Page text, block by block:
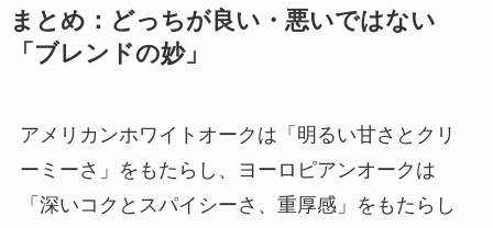
まとめ：どっちが良い・悪いではない
「ブレンドの妙」
アメリカンホワイトオークは「明るい甘さとクリ
ーミーさ」をもたらし、ヨーロピアンオークは
「深いコクとスパイシーさ、重厚感」をもたらし